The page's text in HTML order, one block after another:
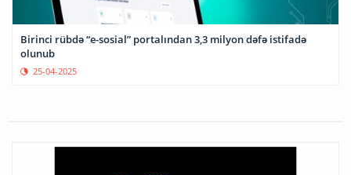
Birinci rübdə “e-sosial” portalından 3,3 milyon dəfə istifadə
olunub
25-04-2025